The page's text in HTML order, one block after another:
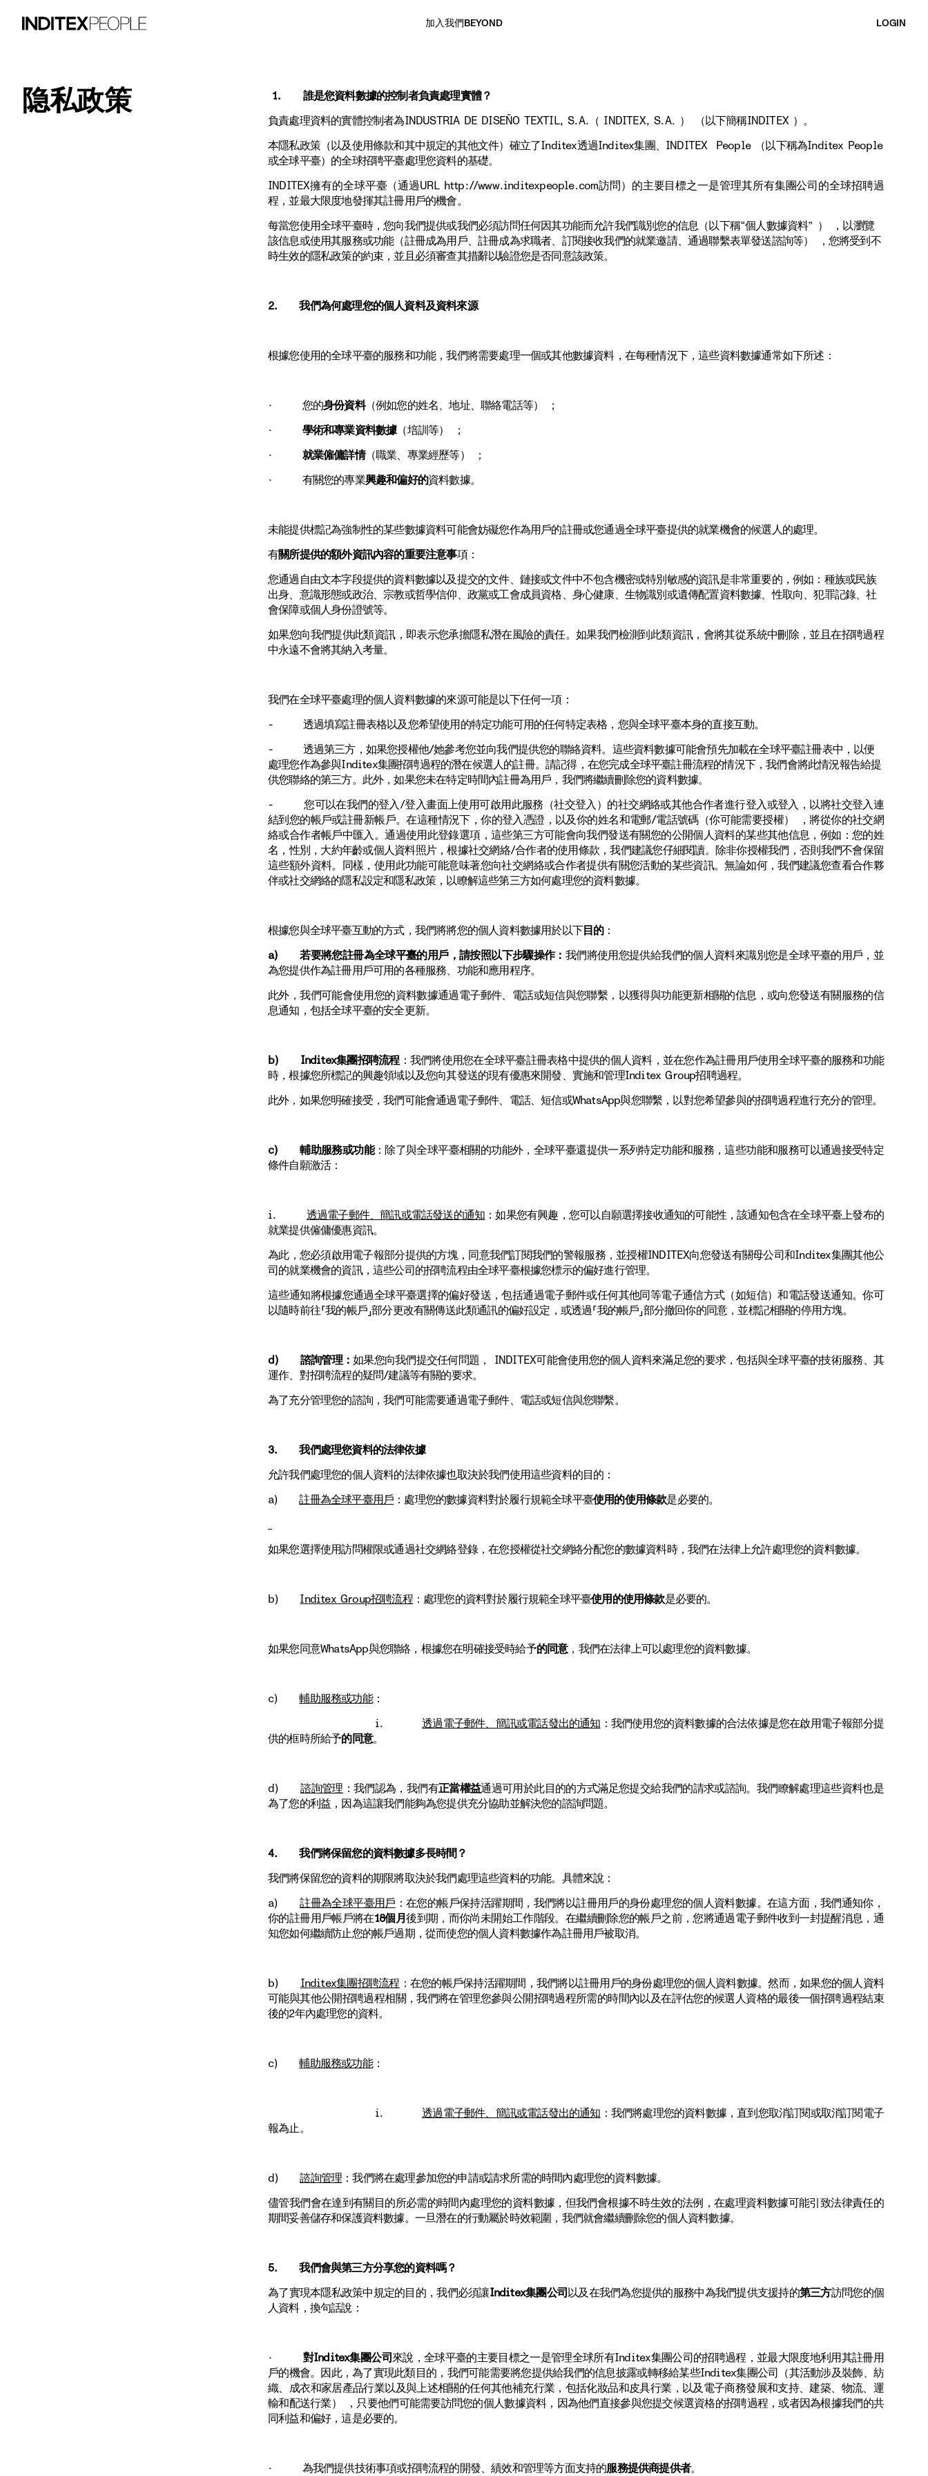
加入我們BEYOND LOGIN
隐私政策​
1. 誰是您資料數據的控制者負責處理實體？
負責處理資料的實體控制者為INDUSTRIA DE DISEÑO TEXTIL, S.A.（ INDITEX, S.A. ） （以下簡稱INDITEX ）。
本隱私政策（以及使用條款和其中規定的其他文件）確立了Inditex透過Inditex集團、INDITEX People （以下稱為Inditex People
或全球平臺）的全球招聘平臺處理您資料的基礎。
INDITEX擁有的全球平臺（通過URL http://www.inditexpeople.com訪問）的主要目標之一是管理其所有集團公司的全球招聘過
程，並最大限度地發揮其註冊用戶的機會。
每當您使用全球平臺時，您向我們提供或我們必須訪問任何因其功能而允許我們識別您的信息（以下稱“個人數據資料” ） ，以瀏覽
該信息或使用其服務或功能（註冊成為用戶、註冊成為求職者、訂閱接收我們的就業邀請、通過聯繫表單發送諮詢等） ，您將受到不
時生效的隱私政策的約束，並且必須審查其措辭以驗證您是否同意該政策。
2. 我們為何處理您的個人資料及資料來源
根據您使用的全球平臺的服務和功能，我們將需要處理一個或其他數據資料，在每種情況下，這些資料數據通常如下所述：
· 您的身份資料（例如您的姓名、地址、聯絡電話等） ；
· 學術和專業資料數據（培訓等） ；
· 就業僱傭詳情（職業、專業經歷等） ；
· 有關您的專業興趣和偏好的資料數據。
未能提供標記為強制性的某些數據資料可能會妨礙您作為用戶的註冊或您通過全球平臺提供的就業機會的候選人的處理。
有關所提供的額外資訊內容的重要注意事項：
您通過自由文本字段提供的資料數據以及提交的文件、鏈接或文件中不包含機密或特別敏感的資訊是非常重要的，例如：種族或民族
出身、意識形態或政治、宗教或哲學信仰、政黨或工會成員資格、身心健康、生物識別或遺傳配置資料數據、性取向、犯罪記錄、社
會保障或個人身份證號等。
如果您向我們提供此類資訊，即表示您承擔隱私潛在風險的責任。如果我們檢測到此類資訊，會將其從系統中刪除，並且在招聘過程
中永遠不會將其納入考量。
我們在全球平臺處理的個人資料數據的來源可能是以下任何一項：
- 透過填寫註冊表格以及您希望使用的特定功能可用的任何特定表格，您與全球平臺本身的直接互動。
- 透過第三方，如果您授權他/她參考您並向我們提供您的聯絡資料。這些資料數據可能會預先加載在全球平臺註冊表中，以便
處理您作為參與Inditex集團招聘過程的潛在候選人的註冊。請記得，在您完成全球平臺註冊流程的情況下，我們會將此情況報告給提
供您聯絡的第三方。此外，如果您未在特定時間內註冊為用戶，我們將繼續刪除您的資料數據。
- 您可以在我們的登入/登入畫面上使用可啟用此服務（社交登入）的社交網絡或其他合作者進行登入或登入，以將社交登入連
結到您的帳戶或註冊新帳戶。在這種情況下，你的登入憑證，以及你的姓名和電郵/電話號碼（你可能需要授權） ，將從你的社交網
絡或合作者帳戶中匯入。通過使用此登錄選項，這些第三方可能會向我們發送有關您的公開個人資料的某些其他信息，例如：您的姓
名，性別，大約年齡或個人資料照片，根據社交網絡/合作者的使用條款，我們建議您仔細閱讀。除非你授權我們，否則我們不會保留
這些額外資料。同樣，使用此功能可能意味著您向社交網絡或合作者提供有關您活動的某些資訊。無論如何，我們建議您查看合作夥
伴或社交網絡的隱私設定和隱私政策，以瞭解這些第三方如何處理您的資料數據。
根據您與全球平臺互動的方式，我們將將您的個人資料數據用於以下目的：
a) 若要將您註冊為全球平臺的用戶，請按照以下步驟操作： 我們將使用您提供給我們的個人資料來識別您是全球平臺的用戶，並
為您提供作為註冊用戶可用的各種服務、功能和應用程序。
此外，我們可能會使用您的資料數據通過電子郵件、電話或短信與您聯繫，以獲得與功能更新相關的信息，或向您發送有關服務的信
息通知，包括全球平臺的安全更新。
b) Inditex集團招聘流程：我們將使用您在全球平臺註冊表格中提供的個人資料，並在您作為註冊用戶使用全球平臺的服務和功能
時，根據您所標記的興趣領域以及您向其發送的現有優惠來開發、實施和管理Inditex Group招聘過程。
此外，如果您明確接受，我們可能會通過電子郵件、電話、短信或WhatsApp與您聯繫，以對您希望參與的招聘過程進行充分的管理。
c) 輔助服務或功能：除了與全球平臺相關的功能外，全球平臺還提供一系列特定功能和服務，這些功能和服務可以通過接受特定
條件自願激活：
i. 透過電子郵件、簡訊或電話發送的通知 ：如果您有興趣，您可以自願選擇接收通知的可能性，該通知包含在全球平臺上發布的
就業提供僱傭優惠資訊。
為此，您必須啟用電子報部分提供的方塊，同意我們訂閱我們的警報服務，並授權INDITEX向您發送有關母公司和Inditex集團其他公
司的就業機會的資訊，這些公司的招聘流程由全球平臺根據您標示的偏好進行管理。
這些通知將根據您通過全球平臺選擇的偏好發送，包括通過電子郵件或任何其他同等電子通信方式（如短信）和電話發送通知。你可
以隨時前往「我的帳戶」部分更改有關傳送此類通訊的偏好設定，或透過「我的帳戶」部分撤回你的同意，並標記相關的停用方塊。
d) 諮詢管理：如果您向我們提交任何問題， INDITEX可能會使用您的個人資料來滿足您的要求，包括與全球平臺的技術服務、其
運作、對招聘流程的疑問/建議等有關的要求。
為了充分管理您的諮詢，我們可能需要通過電子郵件、電話或短信與您聯繫。
3. 我們處理您資料的法律依據
允許我們處理您的個人資料的法律依據也取決於我們使用這些資料的目的：
a)註冊為全球平臺用戶 ：處理您的數據資料對於履行規範全球平臺使用的使用條款是必要的。
如果您選擇使用訪問權限或通過社交網絡登錄，在您授權從社交網絡分配您的數據資料時，我們在法律上允許處理您的資料數據。
b) Inditex Group招聘流程：處理您的資料對於履行規範全球平臺使用的使用條款是必要的。
如果您同意WhatsApp與您聯絡，根據您在明確接受時給予的同意，我們在法律上可以處理您的資料數據。
c)輔助服務或功能：
i.透過電子郵件、簡訊或電話發出的通知 ：我們使用您的資料數據的合法依據是您在啟用電子報部分提
供的框時所給予的同意。
d)諮詢管理：我們認為，我們有正當權益通過可用於此目的的方式滿足您提交給我們的請求或諮詢。我們瞭解處理這些資料也是
為了您的利益，因為這讓我們能夠為您提供充分協助並解決您的諮詢問題。
4. 我們將保留您的資料數據多長時間？
我們將保留您的資料的期限將取決於我們處理這些資料的功能。具體來說：
a)註冊為全球平臺用戶 ：在您的帳戶保持活躍期間，我們將以註冊用戶的身份處理您的個人資料數據。在這方面，我們通知你，
你的註冊用戶帳戶將在18個月後到期，而你尚未開始工作階段。在繼續刪除您的帳戶之前，您將通過電子郵件收到一封提醒消息，通
知您如何繼續防止您的帳戶過期，從而使您的個人資料數據作為註冊用戶被取消。
b) Inditex集團招聘流程：在您的帳戶保持活躍期間，我們將以註冊用戶的身份處理您的個人資料數據。然而，如果您的個人資料
可能與其他公開招聘過程相關，我們將在管理您參與公開招聘過程所需的時間內以及在評估您的候選人資格的最後一個招聘過程結束
後的2年內處理您的資料。
c)輔助服務或功能：
i.透過電子郵件、簡訊或電話發出的通知 ：我們將處理您的資料數據，直到您取消訂閱或取消訂閱電子
報為止。
d)諮詢管理：我們將在處理參加您的申請或請求所需的時間內處理您的資料數據。
儘管我們會在達到有關目的所必需的時間內處理您的資料數據，但我們會根據不時生效的法例，在處理資料數據可能引致法律責任的
期間妥善儲存和保護資料數據。一旦潛在的行動屬於時效範圍，我們就會繼續刪除您的個人資料數據。
5. 我們會與第三方分享您的資料嗎？
為了實現本隱私政策中規定的目的，我們必須讓Inditex集團公司以及在我們為您提供的服務中為我們提供支援持的第三方訪問您的個
人資料，換句話說：
· 對Inditex集團公司來說，全球平臺的主要目標之一是管理全球所有Inditex集團公司的招聘過程，並最大限度地利用其註冊用
戶的機會。因此，為了實現此類目的，我們可能需要將您提供給我們的信息披露或轉移給某些Inditex集團公司（其活動涉及裝飾、紡
織、成衣和家居產品行業以及與上述相關的任何其他補充行業，包括化妝品和皮具行業，以及電子商務發展和支持、建築、物流、運
輸和配送行業） ，只要他們可能需要訪問您的個人數據資料，因為他們直接參與您提交候選資格的招聘過程，或者因為根據我們的共
同利益和偏好，這是必要的。
· 為我們提供技術事項或招聘流程的開發、績效和管理等方面支持的服務提供商提供者。